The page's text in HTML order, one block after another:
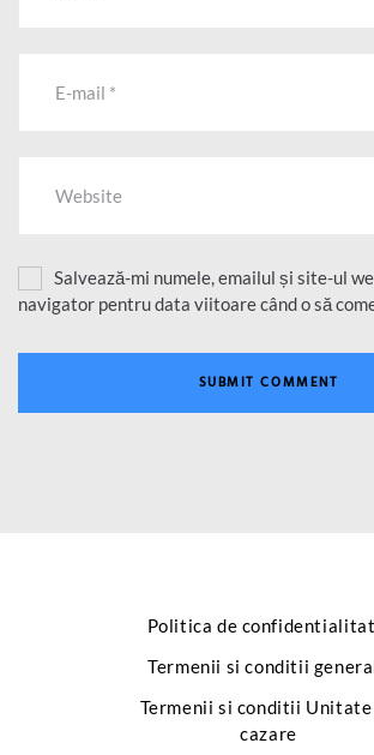
Salvează-mi numele, emailul și site-ul
navigator pentru data viitoare când o să
Politica de
Termenii si conditii
Termenii si conditii Unitate
cazare